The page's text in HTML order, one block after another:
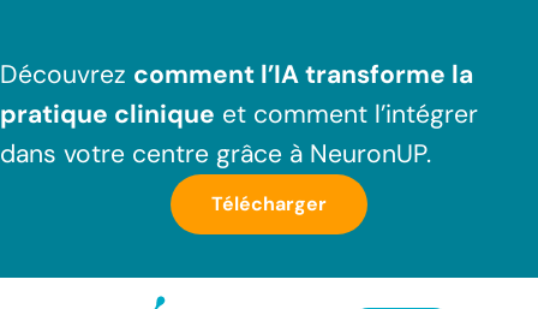
Découvrez comment l’IA transforme la
pratique clinique et comment l’intégrer
dans votre centre grâce à NeuronUP.
Télécharger